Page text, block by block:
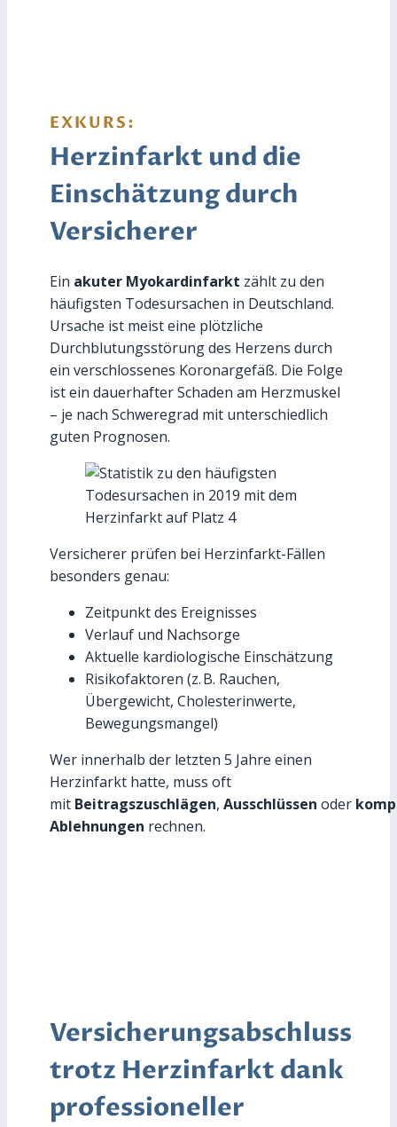
EXKURS:
Herzinfarkt und die
Einschätzung durch
Versicherer
Ein akuter Myokardinfarkt zählt zu den
häufigsten Todesursachen in Deutschland.
Ursache ist meist eine plötzliche
Durchblutungsstörung des Herzens durch
ein verschlossenes Koronargefäß. Die Folge
ist ein dauerhafter Schaden am Herzmuskel
– je nach Schweregrad mit unterschiedlich
guten Prognosen.
Versicherer prüfen bei Herzinfarkt-Fällen
besonders genau:
Zeitpunkt des Ereignisses
Verlauf und Nachsorge
Aktuelle kardiologische Einschätzung
Risikofaktoren (z. B. Rauchen,
Übergewicht, Cholesterinwerte,
Bewegungsmangel)
Wer innerhalb der letzten 5 Jahre einen
Herzinfarkt hatte, muss oft
mit Beitragszuschlägen, Ausschlüssen oder
Ablehnungen rechnen.
Versicherungsabschluss
trotz Herzinfarkt dank
professioneller